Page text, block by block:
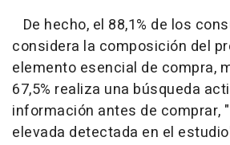
De hecho, el 88,1% de los
considera la composición del
elemento esencial de compra,
67,5% realiza una búsqueda
información antes de comprar,
elevada detectada en el